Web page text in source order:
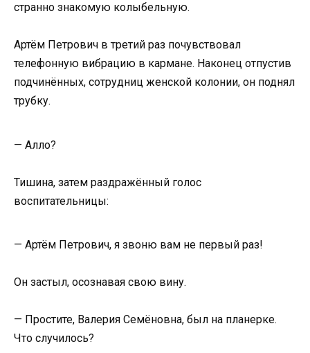
странно знакомую колыбельную.
Артём Петрович в третий раз почувствовал
телефонную вибрацию в кармане. Наконец отпустив
подчинённых, сотрудниц женской колонии, он поднял
трубку.
— Алло?
Тишина, затем раздражённый голос
воспитательницы:
— Артём Петрович, я звоню вам не первый раз!
Он застыл, осознавая свою вину.
— Простите, Валерия Семёновна, был на планерке.
Что случилось?